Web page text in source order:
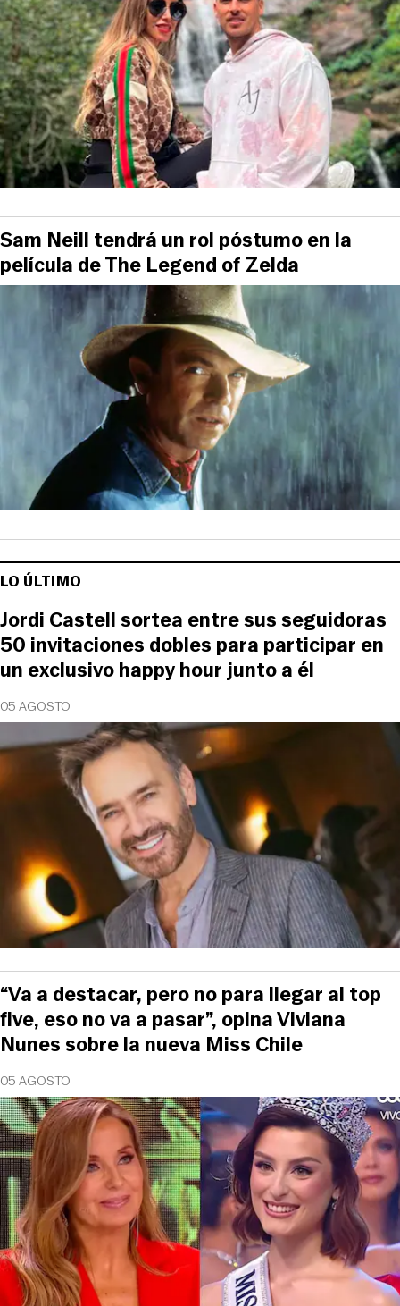
Sam Neill tendrá un rol póstumo en la
película de The Legend of Zelda
LO ÚLTIMO
05 AGOSTO
Jordi Castell sortea entre sus seguidoras
50 invitaciones dobles para participar en
un exclusivo happy hour junto a él
05 AGOSTO
“Va a destacar, pero no para llegar al top
five, eso no va a pasar”, opina Viviana
Nunes sobre la nueva Miss Chile